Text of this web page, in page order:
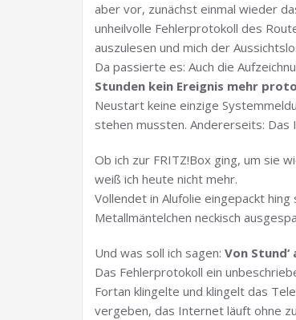
aber vor, zunächst einmal wieder
unheilvolle Fehlerprotokoll des
auszulesen und mich der
Da passierte es: Auch die
Stunden kein Ereignis mehr
Neustart keine einzige
stehen mussten. Andererseits:
Ob ich zur FRITZ!Box ging, um sie
weiß ich heute nicht mehr.
Vollendet in Alufolie eingepackt
Metallmäntelchen neckisch
Und was soll ich sagen: Von
Das Fehlerprotokoll ein
Fortan klingelte und klingelt das
vergeben, das Internet läuft ohne